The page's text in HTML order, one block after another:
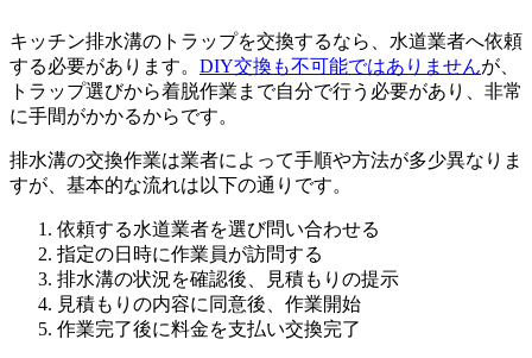
キッチン排水溝のトラップを交換するなら、水道業者へ依頼
する必要があります。 DIY交換も不可能ではありませんが、
トラップ選びから着脱作業まで自分で行う必要があり、非常
に手間がかかるからです。
排水溝の交換作業は業者によって手順や方法が多少異なりま
すが、基本的な流れは以下の通りです。
依頼する水道業者を選び問い合わせる
指定の日時に作業員が訪問する
排水溝の状況を確認後、見積もりの提示
見積もりの内容に同意後、作業開始
作業完了後に料金を支払い交換完了